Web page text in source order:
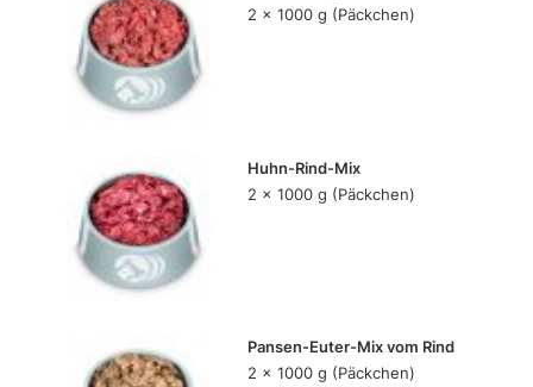
2 x 1000 g (Päckchen)
Huhn-Rind-Mix
2 x 1000 g (Päckchen)
Pansen-Euter-Mix vom Rind
2 x 1000 g (Päckchen)